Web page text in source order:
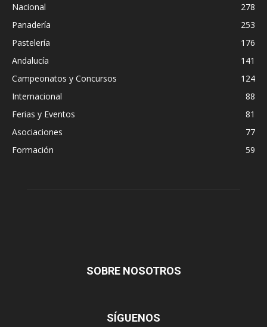
Nacional
278
Panadería
253
Pastelería
176
Andalucía
141
Campeonatos y Concursos
124
Internacional
88
Ferias y Eventos
81
Asociaciones
77
Formación
59
SOBRE NOSOTROS
SÍGUENOS